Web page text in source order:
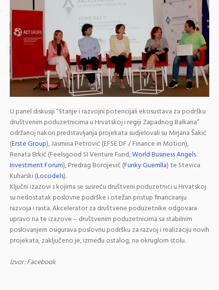
U panel diskusiji “Stanje i razvojni potencijali ekosustava za podršku
društvenim poduzetnicima u Hrvatskoj i regiji Zapadnog Balkana”
održanoj nakon predstavljanja projekata sudjelovali su Mirjana Šakić
(Erste Group),Jasmina Petrović (EFSE DF / Finance in Motion),
Renata Brkić (Feelsgood SI Venture Fund,World Business Angels
Investment Forum),Predrag Borojević (Funky Guerrilla)te Stevica
Kuharski(Locodels).
Ključni izazovi s kojima se susreću društveni poduzetnici u Hrvatskoj
su nedostatak poslovne podrške i otežan pristup financiranju
razvoja i rasta.Akcelerator za društvene poduzetnike odgovara
upravo na te izazove – društvenim poduzetnicima sa stabilnim
poslovanjem osigurava poslovnu podršku za razvoj i realizaciju novih
projekata, zaključeno je, između ostalog, na okruglom stolu.
Izvor: Facebook